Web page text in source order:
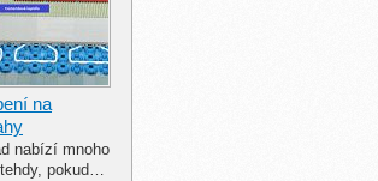
na
nabízí mnoho
pokud…